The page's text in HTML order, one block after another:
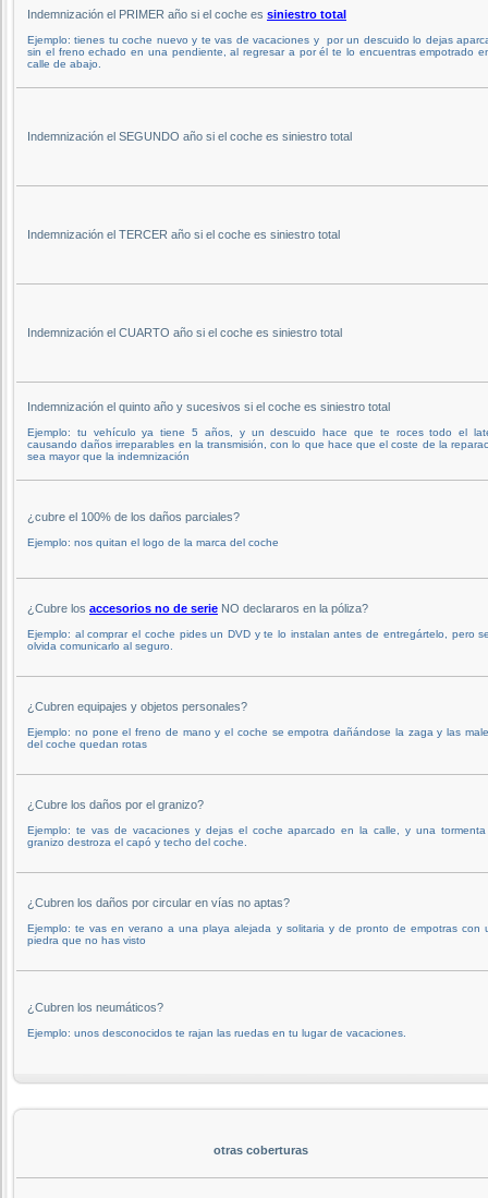
Indemnización el PRIMER año si el coche es siniestro total
Ejemplo: tienes tu coche nuevo y te vas de vacaciones y por un descuido lo dejas
sin el freno echado en una pendiente, al regresar a por él te lo encuentras empotrado
calle de abajo.
Indemnización el SEGUNDO año si el coche es siniestro total
Indemnización el TERCER año si el coche es siniestro total
Indemnización el CUARTO año si el coche es siniestro total
Indemnización el quinto año y sucesivos si el coche es siniestro total
Ejemplo: tu vehículo ya tiene 5 años, y un descuido hace que te roces todo el
causando daños irreparables en la transmisión, con lo que hace que el coste de la
sea mayor que la indemnización
¿cubre el 100% de los daños parciales?
Ejemplo: nos quitan el logo de la marca del coche
¿Cubre los accesorios no de serie NO declararos en la póliza?
Ejemplo: al comprar el coche pides un DVD y te lo instalan antes de entregártelo, pero
olvida comunicarlo al seguro.
¿Cubren equipajes y objetos personales?
Ejemplo: no pone el freno de mano y el coche se empotra dañándose la zaga y las
del coche quedan rotas
¿Cubre los daños por el granizo?
Ejemplo: te vas de vacaciones y dejas el coche aparcado en la calle, y una
granizo destroza el capó y techo del coche.
¿Cubren los daños por circular en vías no aptas?
Ejemplo: te vas en verano a una playa alejada y solitaria y de pronto de empotras con
piedra que no has visto
¿Cubren los neumáticos?
Ejemplo: unos desconocidos te rajan las ruedas en tu lugar de vacaciones.
otras coberturas